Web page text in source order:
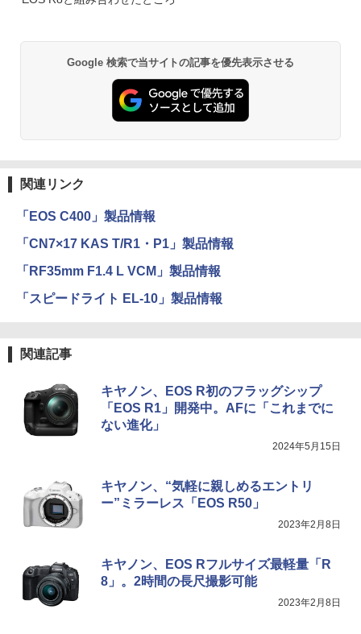
Google 検索で当サイトの記事を優先表示させる
関連リンク
「EOS C400」製品情報
「CN7×17 KAS T/R1・P1」製品情報
「RF35mm F1.4 L VCM」製品情報
「スピードライト EL-10」製品情報
関連記事
キヤノン、EOS R初のフラッグシップ
「EOS R1」開発中。AFに「これまでに
ない進化」
2024年5月15日
キヤノン、“気軽に親しめるエントリ
ー”ミラーレス「EOS R50」
2023年2月8日
キヤノン、EOS Rフルサイズ最軽量「R
8」。2時間の長尺撮影可能
2023年2月8日